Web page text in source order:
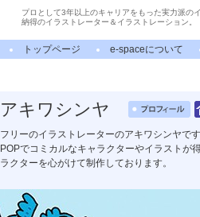
プロとして3年以上のキャリアをもった実力派の
納得のイラストレーター＆イラストレーション。
トップページ e-spaceについて
アキワシンヤ
フリーのイラストレーターのアキワシンヤです
POPでコミカルなキャラクターやイラストが
ラクターを心がけて制作しております。